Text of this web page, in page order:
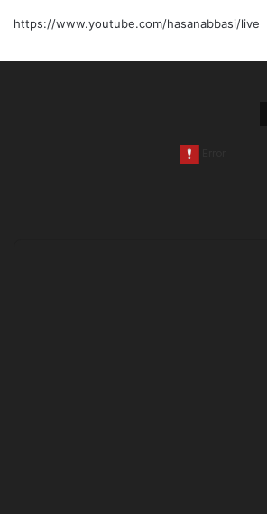
https://www.youtube.com/hasanabbasi/live